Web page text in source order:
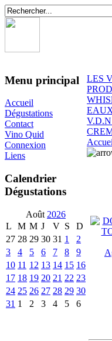
Menu principal
Accueil
Dégustations
Contact
Vino Quid
Connexion
Liens
Calendrier
Dégustations
Août 2026
L
M M J V S
D
27 28 29 30 31 1
2
3
4 5 6 7 8
9
10 11 12 13 14 15 16
17 18 19 20 21 22 23
24 25 26 27 28 29 30
31 1 2 3 4 5 6
LES